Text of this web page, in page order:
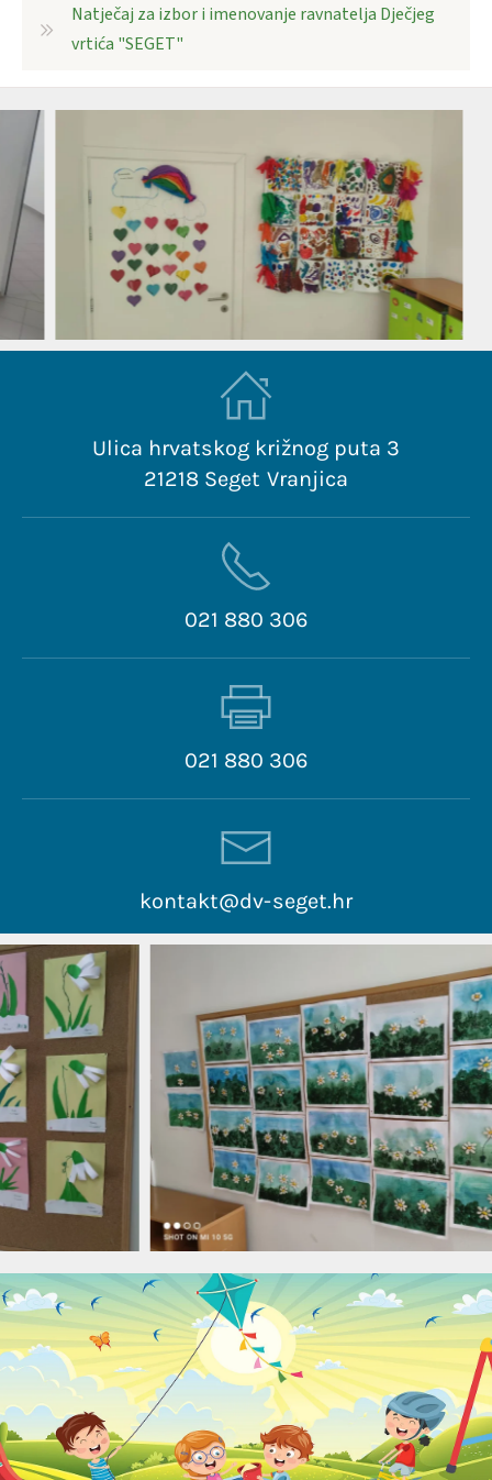
Natječaj za izbor i imenovanje ravnatelja Dječjeg
vrtića "SEGET"
Ulica hrvatskog križnog puta 3
21218 Seget Vranjica
021 880 306
021 880 306
kontakt@dv-seget.hr